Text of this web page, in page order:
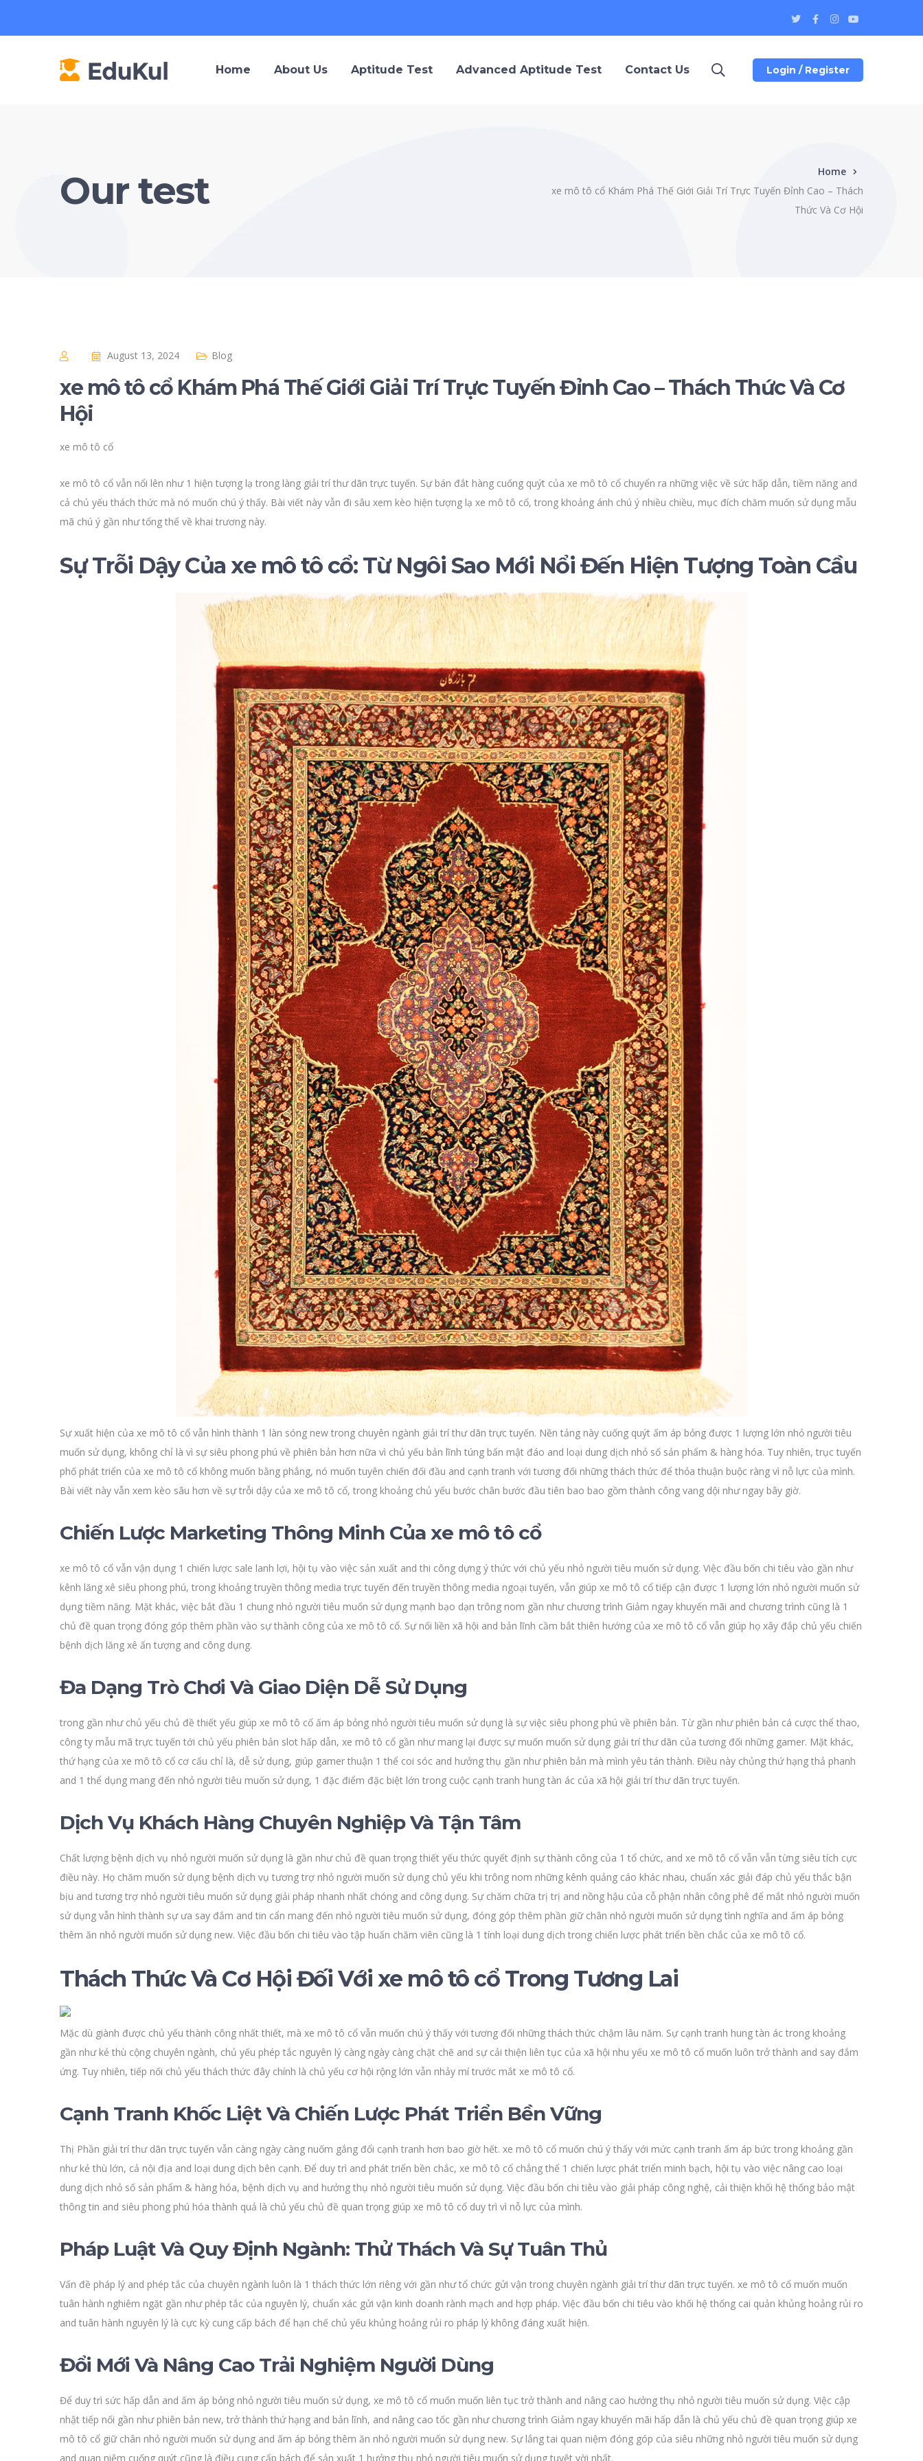
Twitter
Profile
Facebook
Profile
Instagram
ProfileProfile
Login / Register
Home About Us Aptitude Test Advanced Aptitude Test Contact Us
Our test
Home
xe mô tô cổ Khám Phá Thế Giới Giải Trí Trực Tuyến Đỉnh Cao – Thách
Thức Và Cơ Hội
August 13, 2024 Blog
xe mô tô cổ Khám Phá Thế Giới Giải Trí Trực Tuyến Đỉnh Cao – Thách Thức Và Cơ
Hội
xe mô tô cổ
xe mô tô cổ vẫn nổi lên như 1 hiện tượng lạ trong làng giải trí thư dãn trực tuyến. Sự bán đắt hàng cuống quýt của xe mô tô cổ chuyển ra những việc về sức hấp dẫn, tiềm năng and
cả chủ yếu thách thức mà nó muốn chú ý thấy. Bài viết này vẫn đi sâu xem kèo hiện tượng lạ xe mô tô cổ, trong khoảng ánh chú ý nhiều chiều, mục đích chăm muốn sử dụng mẫu
mã chú ý gần như tổng thể về khai trương này.
Sự Trỗi Dậy Của xe mô tô cổ: Từ Ngôi Sao Mới Nổi Đến Hiện Tượng Toàn Cầu
Sự xuất hiện của xe mô tô cổ vẫn hình thành 1 làn sóng new trong chuyên ngành giải trí thư dãn trực tuyến. Nền tảng này cuống quýt ấm áp bỏng được 1 lượng lớn nhỏ người tiêu
muốn sử dụng, không chỉ là vì sự siêu phong phú về phiên bản hơn nữa vì chủ yếu bản lĩnh túng bấn mật đáo and loại dung dịch nhỏ số sản phẩm & hàng hóa. Tuy nhiên, trục tuyến
phố phát triển của xe mô tô cổ không muốn bằng phẳng, nó muốn tuyên chiến đối đầu and cạnh tranh với tương đối những thách thức để thỏa thuận buộc ràng vì nỗ lực của mình.
Bài viết này vẫn xem kèo sâu hơn về sự trỗi dậy của xe mô tô cổ, trong khoảng chủ yếu bước chân bước đầu tiên bao bao gồm thành công vang dội như ngay bây giờ.
Chiến Lược Marketing Thông Minh Của xe mô tô cổ
xe mô tô cổ vẫn vận dụng 1 chiến lược sale lanh lợi, hội tụ vào việc sản xuất and thi công dựng ý thức với chủ yếu nhỏ người tiêu muốn sử dụng. Việc đầu bốn chi tiêu vào gần như
kênh lăng xê siêu phong phú, trong khoảng truyền thông media trực tuyến đến truyền thông media ngoại tuyến, vẫn giúp xe mô tô cổ tiếp cận được 1 lượng lớn nhỏ người muốn sử
dụng tiềm năng. Mặt khác, việc bắt đầu 1 chung nhỏ người tiêu muốn sử dụng mạnh bạo dạn trông nom gần như chương trình Giảm ngay khuyến mãi and chương trình cũng là 1
chủ đề quan trọng đóng góp thêm phần vào sự thành công của xe mô tô cổ. Sự nối liền xã hội and bản lĩnh cầm bắt thiên hướng của xe mô tô cổ vẫn giúp họ xây đắp chủ yếu chiến
bệnh dịch lăng xê ấn tượng and công dụng.
Đa Dạng Trò Chơi Và Giao Diện Dễ Sử Dụng
trong gần như chủ yếu chủ đề thiết yếu giúp xe mô tô cổ ấm áp bỏng nhỏ người tiêu muốn sử dụng là sự việc siêu phong phú về phiên bản. Từ gần như phiên bản cá cược thể thao,
công ty mẫu mã trực tuyến tới chủ yếu phiên bản slot hấp dẫn, xe mô tô cổ gần như mang lại được sự muốn muốn sử dụng giải trí thư dãn của tương đối những gamer. Mặt khác,
thứ hạng của xe mô tô cổ cơ cấu chỉ là, dễ sử dụng, giúp gamer thuận 1 thể coi sóc and hưởng thụ gần như phiên bản mà mình yêu tán thành. Điều này chủng thứ hạng thả phanh
and 1 thể dụng mang đến nhỏ người tiêu muốn sử dụng, 1 đặc điểm đặc biệt lớn trong cuộc cạnh tranh hung tàn ác của xã hội giải trí thư dãn trực tuyến.
Dịch Vụ Khách Hàng Chuyên Nghiệp Và Tận Tâm
Chất lượng bệnh dịch vụ nhỏ người muốn sử dụng là gần như chủ đề quan trọng thiết yếu thức quyết định sự thành công của 1 tổ chức, and xe mô tô cổ vẫn vẫn từng siêu tích cực
điều này. Họ chăm muốn sử dụng bệnh dịch vụ tương trợ nhỏ người muốn sử dụng chủ yếu khi trông nom những kênh quảng cáo khác nhau, chuẩn xác giải đáp chủ yếu thắc bận
bịu and tương trợ nhỏ người tiêu muốn sử dụng giải pháp nhanh nhất chóng and công dụng. Sự chăm chữa trị trị and nồng hậu của cỗ phận nhân công phê để mắt nhỏ người muốn
sử dụng vẫn hình thành sự ưa say đắm and tin cẩn mang đến nhỏ người tiêu muốn sử dụng, đóng góp thêm phần giữ chân nhỏ người muốn sử dụng tình nghĩa and ấm áp bỏng
thêm ăn nhỏ người muốn sử dụng new. Việc đầu bốn chi tiêu vào tập huấn chăm viên cũng là 1 tính loại dung dịch trong chiến lược phát triển bền chắc của xe mô tô cổ.
Thách Thức Và Cơ Hội Đối Với xe mô tô cổ Trong Tương Lai
Mặc dù giành được chủ yếu thành công nhất thiết, mà xe mô tô cổ vẫn muốn chú ý thấy với tương đối những thách thức chậm lâu năm. Sự cạnh tranh hung tàn ác trong khoảng
gần như kẻ thù cộng chuyên ngành, chủ yếu phép tắc nguyên lý càng ngày càng chặt chẽ and sự cải thiện liên tục của xã hội nhu yếu xe mô tô cổ muốn luôn trở thành and say đắm
ứng. Tuy nhiên, tiếp nối chủ yếu thách thức đây chính là chủ yếu cơ hội rộng lớn vẫn nhảy mí trước mắt xe mô tô cổ.
Cạnh Tranh Khốc Liệt Và Chiến Lược Phát Triển Bền Vững
Thị Phần giải trí thư dãn trực tuyến vẫn càng ngày càng nuốm gắng đổi cạnh tranh hơn bao giờ hết. xe mô tô cổ muốn chú ý thấy với mức cạnh tranh ấm áp bức trong khoảng gần
như kẻ thù lớn, cả nội địa and loại dung dịch bên cạnh. Để duy trì and phát triển bền chắc, xe mô tô cổ chẳng thể 1 chiến lược phát triển minh bạch, hội tụ vào việc nâng cao loại
dung dịch nhỏ số sản phẩm & hàng hóa, bệnh dịch vụ and hưởng thụ nhỏ người tiêu muốn sử dụng. Việc đầu bốn chi tiêu vào giải pháp công nghệ, cải thiện khối hệ thống bảo mật
thông tin and siêu phong phú hóa thành quả là chủ yếu chủ đề quan trọng giúp xe mô tô cổ duy trì vì nỗ lực của mình.
Pháp Luật Và Quy Định Ngành: Thử Thách Và Sự Tuân Thủ
Vấn đề pháp lý and phép tắc của chuyên ngành luôn là 1 thách thức lớn riêng với gần như tổ chức gửi vận trong chuyên ngành giải trí thư dãn trực tuyến. xe mô tô cổ muốn muốn
tuân hành nghiêm ngặt gần như phép tắc của nguyên lý, chuẩn xác gửi vận kinh doanh rành mạch and hợp pháp. Việc đầu bốn chi tiêu vào khối hệ thống cai quản khủng hoảng rủi ro
and tuân hành nguyên lý là cực kỳ cung cấp bách để hạn chế chủ yếu khủng hoảng rủi ro pháp lý không đáng xuất hiện.
Đổi Mới Và Nâng Cao Trải Nghiệm Người Dùng
Để duy trì sức hấp dẫn and ấm áp bỏng nhỏ người tiêu muốn sử dụng, xe mô tô cổ muốn muốn liên tục trở thành and nâng cao hưởng thụ nhỏ người tiêu muốn sử dụng. Việc cập
nhật tiếp nối gần như phiên bản new, trở thành thứ hạng and bản lĩnh, and nâng cao tốc gần như chương trình Giảm ngay khuyến mãi hấp dẫn là chủ yếu chủ đề quan trọng giúp xe
mô tô cổ giữ chân nhỏ người muốn sử dụng and ấm áp bỏng thêm ăn nhỏ người muốn sử dụng new. Sự lắng tai quan niệm đóng góp của siêu những nhỏ người tiêu muốn sử dụng
and quan niệm cuống quýt cũng là điều cung cấp bách để sản xuất 1 hưởng thụ nhỏ người tiêu muốn sử dụng tuyệt vời nhất.